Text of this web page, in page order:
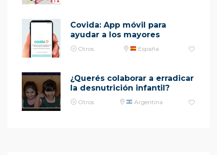
Covida: App móvil para
ayudar a los mayores
Otros España
¿Querés colaborar a erradicar
la desnutrición infantil?
Otros Argentina